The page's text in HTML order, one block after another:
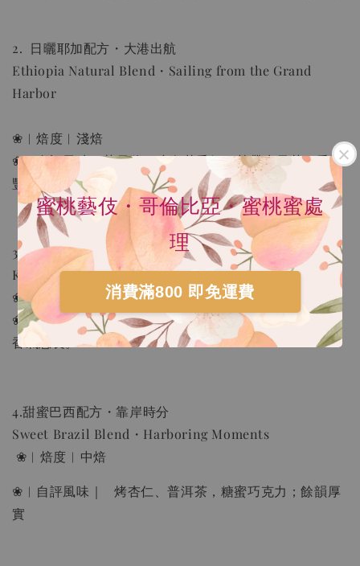
蜜桃藝伎・哥倫比亞・蜜桃蜜處
理
消費滿800 即免運費
2. 日曬耶加配方・大港出航
Ethiopia Natural Blend・Sailing from the Grand
Harbor
❀︱焙度︱淺焙
❀︱自評風味｜莓果醬、小白花香氛、熱帶水果茶；香氣
豐富
3_破浪同行・肯亞・莊園配方豆・水洗
Kenya Blend - Riding the Waves Together
❀︱焙度︱淺中焙
❀︱自評風味︱蔗糖、蜂蜜蛋糕、洛神花茶，風味飽滿，
香氣悠長。
4.甜蜜巴西配方・靠岸時分
Sweet Brazil Blend・Harboring Moments
❀︱焙度︱中焙
❀︱自評風味｜ 烤杏仁、普洱茶，糖蜜巧克力；餘韻厚
實